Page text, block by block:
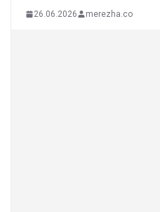
26.06.2026 merezha.co